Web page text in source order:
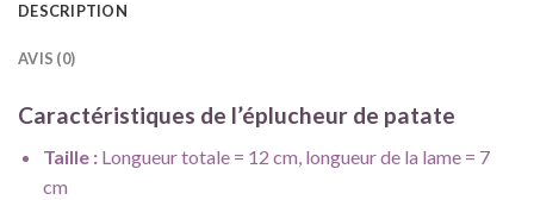
DESCRIPTION
AVIS (0)
Caractéristiques de l’éplucheur de patate
Taille :Longueur totale = 12 cm, longueur de la lame = 7
cm